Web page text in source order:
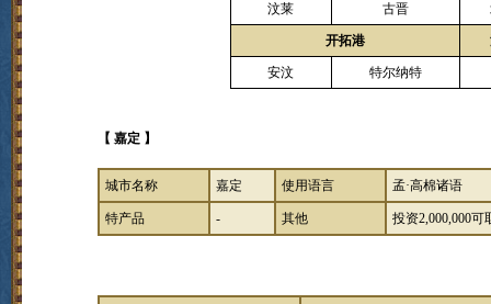
汶莱 古晋
开拓港
安汶 特尔纳特
【 嘉定 】
城市名称 嘉定 使用语言 孟·高棉诸语
特产品 - 其他 投资2,000,000